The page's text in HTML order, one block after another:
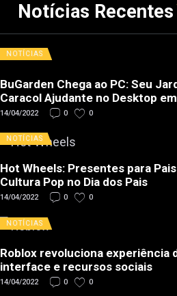
Notícias Recentes
NOTÍCIAS
BuGarden Chega ao PC: Seu
Caracol Ajudante no Desktop
14/04/2022 0 0
NOTÍCIAS
Hot Wheels: Presentes para
Cultura Pop no Dia dos Pais
14/04/2022 0 0
NOTÍCIAS
Roblox revoluciona experiência
interface e recursos sociais
14/04/2022 0 0